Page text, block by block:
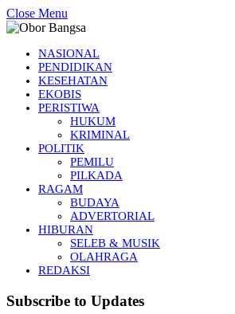
Close Menu
NASIONAL
PENDIDIKAN
KESEHATAN
EKOBIS
PERISTIWA
HUKUM
KRIMINAL
POLITIK
PEMILU
PILKADA
RAGAM
BUDAYA
ADVERTORIAL
HIBURAN
SELEB & MUSIK
OLAHRAGA
REDAKSI
Subscribe to Updates